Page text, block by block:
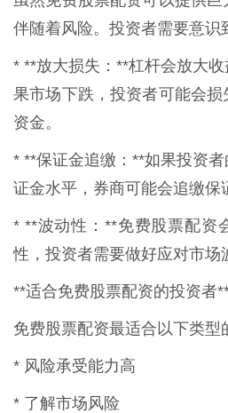
伴随着风险。投资者需要意识
* **放大损失：**杠杆会放大
果市场下跌，投资者可能会
资金。
* **保证金追缴：**如果投资
证金水平，券商可能会追缴保
* **波动性：**免费股票配资
性，投资者需要做好应对市场
**适合免费股票配资的投资者
免费股票配资最适合以下类型
* 风险承受能力高
* 了解市场风险